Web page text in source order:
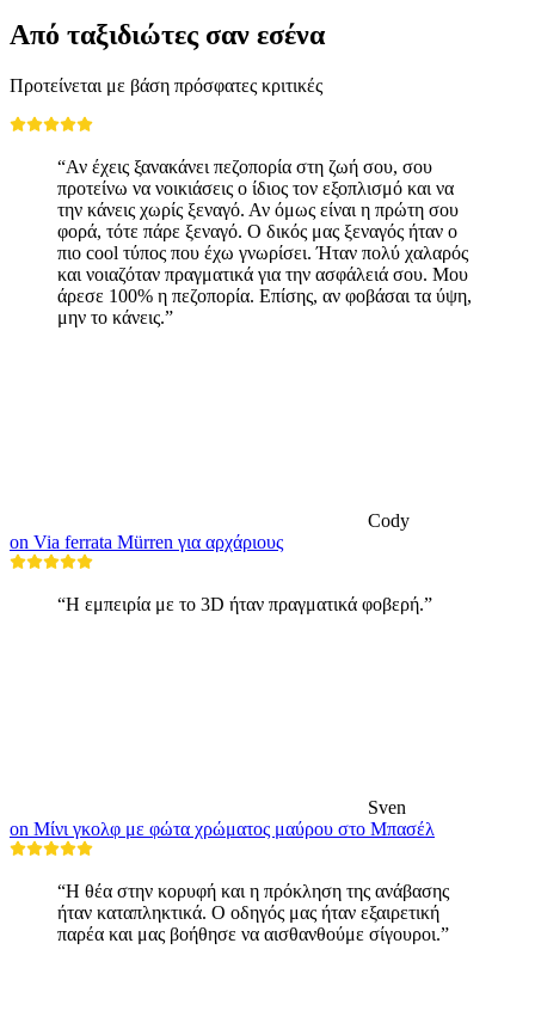
Από ταξιδιώτες σαν εσένα
Προτείνεται με βάση πρόσφατες κριτικές
“Αν έχεις ξανακάνει πεζοπορία στη ζωή σου, σου
προτείνω να νοικιάσεις ο ίδιος τον εξοπλισμό και να
την κάνεις χωρίς ξεναγό. Αν όμως είναι η πρώτη σου
φορά, τότε πάρε ξεναγό. Ο δικός μας ξεναγός ήταν ο
πιο cool τύπος που έχω γνωρίσει. Ήταν πολύ χαλαρός
και νοιαζόταν πραγματικά για την ασφάλειά σου. Μου
άρεσε 100% η πεζοπορία. Επίσης, αν φοβάσαι τα ύψη,
μην το κάνεις.”
Cody
on Via ferrata Mürren για αρχάριους
“Η εμπειρία με το 3D ήταν πραγματικά φοβερή.”
Sven
on Μίνι γκολφ με φώτα χρώματος μαύρου στο Μπασέλ
“Η θέα στην κορυφή και η πρόκληση της ανάβασης
ήταν καταπληκτικά. Ο οδηγός μας ήταν εξαιρετική
παρέα και μας βοήθησε να αισθανθούμε σίγουροι.”